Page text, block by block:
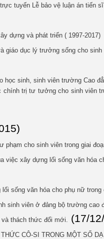
tuyến Lễ bảo vệ luận án tiến
dựng và phát triển ( 1997-2017)
giáo dục lý trưởng sống cho sinh
học sinh, sinh viên trường Cao
trị tư tưởng cho sinh viên
phạm cho sinh viên trong giai
việc xây dựng lối sống văn hóa
sống văn hóa cho phụ nữ trong
sinh viên ở đảng bộ trường cao
thách thức đổi mới. (17/
CÔ-SI TRONG MỘT SỐ